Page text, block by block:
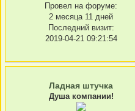
Провел на форуме:
2 месяца 11 дней
Последний визит:
2019-04-21 09:21:54
Ладная штучка
Душа компании!